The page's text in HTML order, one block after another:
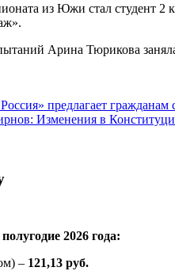
из Южи стал студент 2
Арина Тюрикова
предлагает
Изменения в
2026 года:
– 121,13 руб.